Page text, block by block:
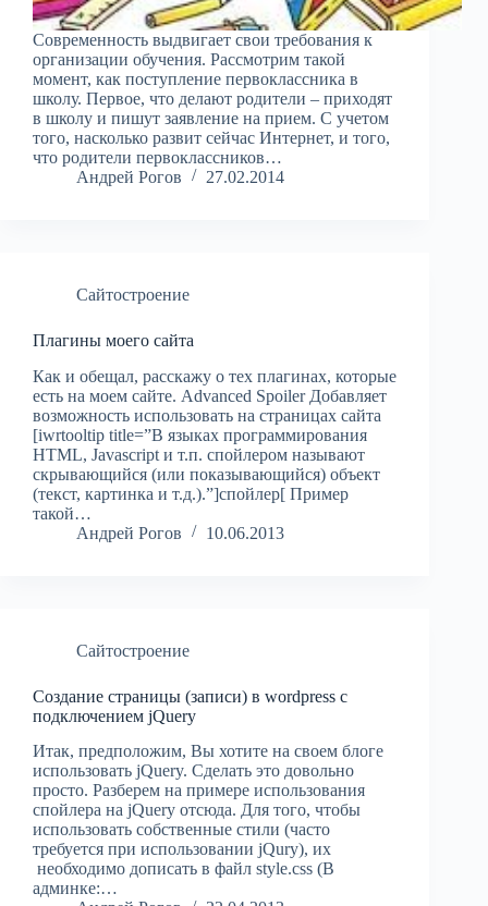
Современность выдвигает свои требования к
организации обучения. Рассмотрим такой
момент, как поступление первоклассника в
школу. Первое, что делают родители – приходят
в школу и пишут заявление на прием. С учетом
того, насколько развит сейчас Интернет, и того,
что родители первоклассников…
Андрей Рогов
27.02.2014
Сайтостроение
Плагины моего сайта
Как и обещал, расскажу о тех плагинах, которые
есть на моем сайте. Advanced Spoiler Добавляет
возможность использовать на страницах сайта
[iwrtooltip title=”В языках программирования
HTML, Javascript и т.п. спойлером называют
скрывающийся (или показывающийся) объект
(текст, картинка и т.д.).”]спойлер[ Пример
такой…
Андрей Рогов
10.06.2013
Сайтостроение
Создание страницы (записи) в wordpress с
подключением jQuery
Итак, предположим, Вы хотите на своем блоге
использовать jQuery. Сделать это довольно
просто. Разберем на примере использования
спойлера на jQuery отсюда. Для того, чтобы
использовать собственные стили (часто
требуется при использовании jQury), их
необходимо дописать в файл style.css (В
админке:…